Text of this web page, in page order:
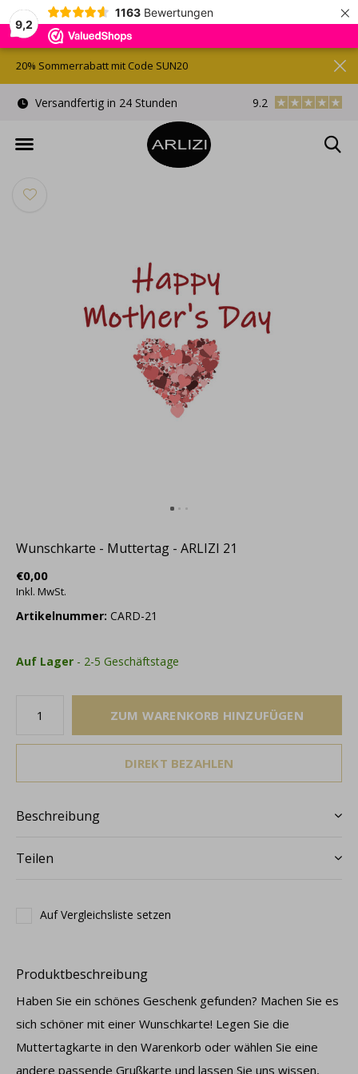
9,2
1163 Bewertungen ×
Versandfertig in 24 Stunden Kostenlose
9.2
20% Sommerrabatt mit Code SUN20
Wunschkarte - Muttertag - ARLIZI 21
€0,00
Inkl. MwSt.
Artikelnummer: CARD-21
Auf Lager - 2-5 Geschäftstage
ZUM WARENKORB HINZUFÜGEN
DIREKT BEZAHLEN
Beschreibung
Teilen
Auf Vergleichsliste setzen
Produktbeschreibung
Haben Sie ein schönes Geschenk gefunden? Machen Sie es
sich schöner mit einer Wunschkarte! Legen Sie die
Muttertagkarte in den Warenkorb oder wählen Sie eine
andere passende Grußkarte und lassen Sie uns wissen,